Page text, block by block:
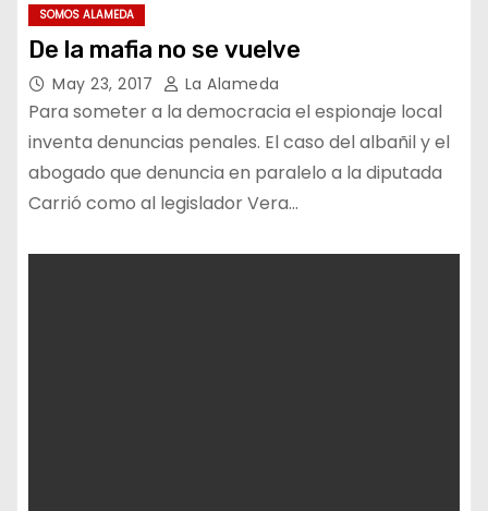
SOMOS ALAMEDA
De la mafia no se vuelve
May 23, 2017 La Alameda
Para someter a la democracia el espionaje local
inventa denuncias penales. El caso del albañil y el
abogado que denuncia en paralelo a la diputada
Carrió como al legislador Vera…